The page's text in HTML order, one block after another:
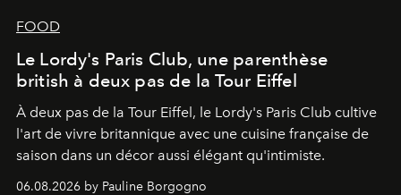
FOOD
Le Lordy's Paris Club, une parenthèse
british à deux pas de la Tour Eiffel
À deux pas de la Tour Eiffel, le Lordy's Paris Club cultive
l'art de vivre britannique avec une cuisine française de
saison dans un décor aussi élégant qu'intimiste.
06.08.2026 by Pauline Borgogno